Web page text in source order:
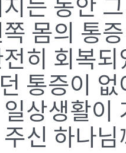
는 동안
몸의 통
히 회복
통증이
상생활이
신 하나